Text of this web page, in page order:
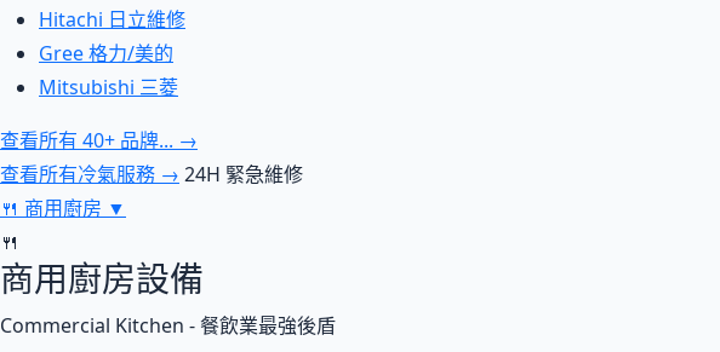
Hitachi 日立維修
Gree 格力/美的
Mitsubishi 三菱
查看所有 40+ 品牌... →
查看所有冷氣服務 → 24H 緊急維修
🍴 商用廚房 ▼
🍴
商用廚房設備
Commercial Kitchen - 餐飲業最強後盾